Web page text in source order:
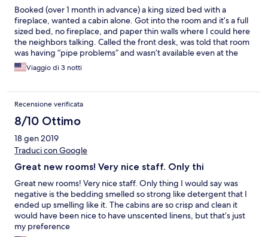
Booked (over 1 month in advance) a king sized bed with a
fireplace, wanted a cabin alone. Got into the room and it’s a full
sized bed, no fireplace, and paper thin walls where I could here
the neighbors talking. Called the front desk, was told that room
was having “pipe problems” and wasn’t available even at the
time we booked it, he would speak to the manager about what
he could do for us. After 2 days and no response I followed up.
getting ready, the water was brown and full of sediment. Called
to cancel dinner because I wasn’t eating in a place cooking with
this water, not even an apology, just told to let the water run. I
was told repeatedly that the room we did have was nicer, as if
that makes up for the fact that it was the exact opposite of what
I booked. They didn’t even acknowledge it when we checked it.
STAY AWAY!!!!
Viaggio di 3 notti
Recensione verificata
8/10 Ottimo
18 gen 2019
Traduci con Google
Great new rooms! Very nice staff. Only thi
Great new rooms! Very nice staff. Only thing I would say was
negative is the bedding smelled so strong like detergent that I
ended up smelling like it. The cabins are so crisp and clean it
would have been nice to have unscented linens, but that’s just
my preference